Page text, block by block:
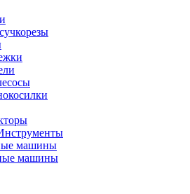
машины
машины